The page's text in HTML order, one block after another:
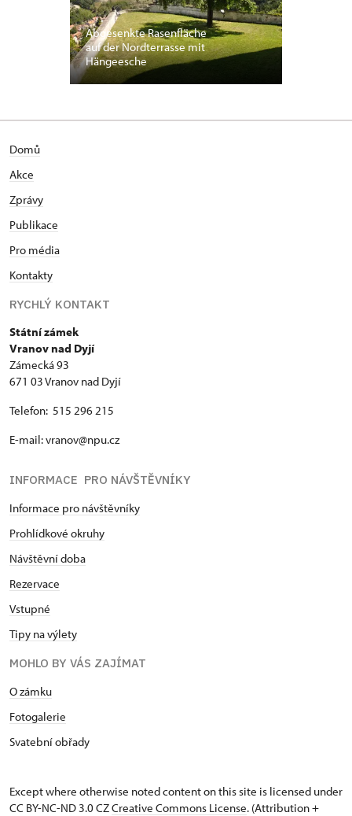
Abgesenkte Rasenfläche
auf der Nordterrasse mit
Hängeesche
Domů
Akce
Zprávy
Publikace
Pro média
Kontakty
RYCHLÝ KONTAKT
Státní zámek
Vranov nad Dyjí
Zámecká 93
671 03 Vranov nad Dyjí
Telefon: 515 296 215
E-mail: vranov@npu.cz
INFORMACE PRO NÁVŠTĚVNÍKY
Informace pro návštěvníky
Prohlídkové okruhy
Návštěvní doba
Rezervace
Vstupné
Tipy na výlety
MOHLO BY VÁS ZAJÍMAT
O zámku
Fotogalerie
Svatební obřady
Except where otherwise noted content on this site is licensed under
CC BY-NC-ND 3.0 CZCreative Commons License. (Attribution +